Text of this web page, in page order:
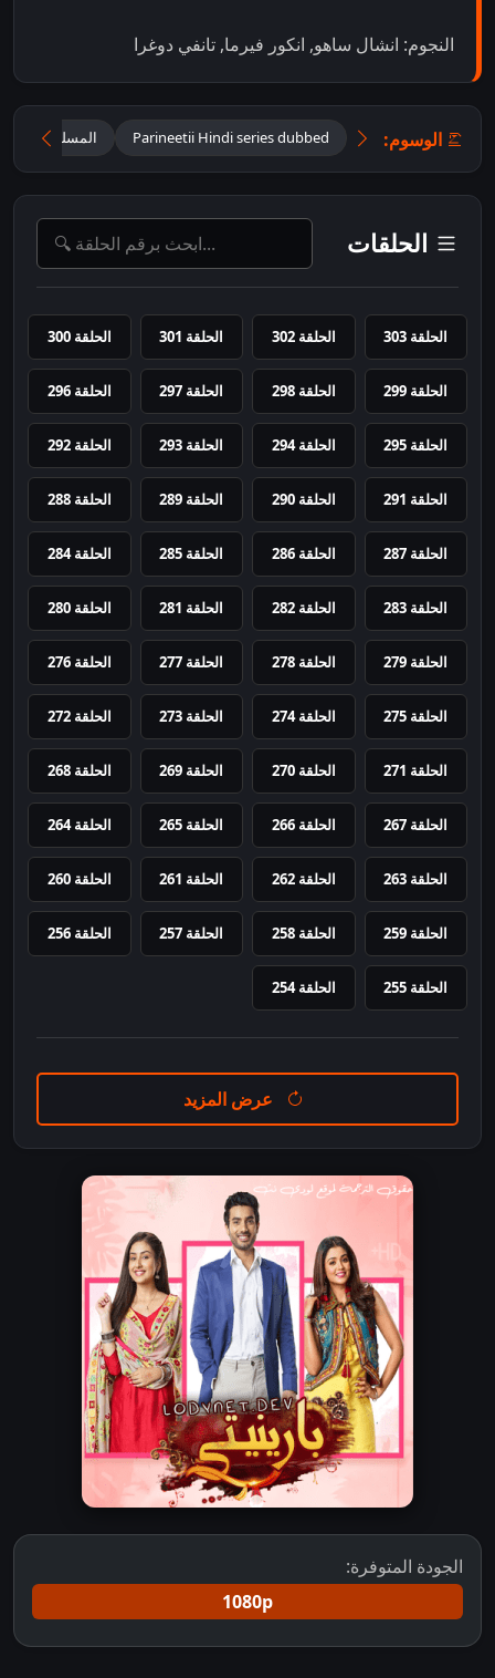
النجوم: انشال ساهو, انكور فيرما, تانفي دوغرا
الوسوم: Parineetii Hindi series dubbed المسلسل
الحلقات
الحلقة 303 الحلقة 302 الحلقة 301 الحلقة 300
الحلقة 299 الحلقة 298 الحلقة 297 الحلقة 296
الحلقة 295 الحلقة 294 الحلقة 293 الحلقة 292
الحلقة 291 الحلقة 290 الحلقة 289 الحلقة 288
الحلقة 287 الحلقة 286 الحلقة 285 الحلقة 284
الحلقة 283 الحلقة 282 الحلقة 281 الحلقة 280
الحلقة 279 الحلقة 278 الحلقة 277 الحلقة 276
الحلقة 275 الحلقة 274 الحلقة 273 الحلقة 272
الحلقة 271 الحلقة 270 الحلقة 269 الحلقة 268
الحلقة 267 الحلقة 266 الحلقة 265 الحلقة 264
الحلقة 263 الحلقة 262 الحلقة 261 الحلقة 260
الحلقة 259 الحلقة 258 الحلقة 257 الحلقة 256
الحلقة 255 الحلقة 254
عرض المزيد
الجودة المتوفرة:
1080p